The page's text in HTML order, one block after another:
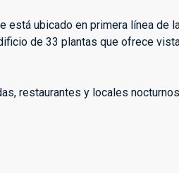
está ubicado en primera línea de
de 33 plantas que ofrece
restaurantes y locales